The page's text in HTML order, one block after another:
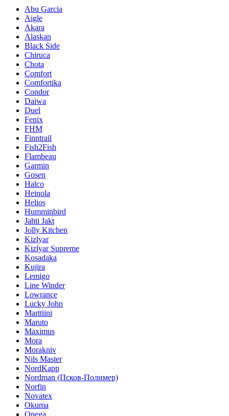
Abu Garcia
Aigle
Akara
Alaskan
Black Side
Chiruca
Chota
Comfort
Comfortika
Condor
Daiwa
Duel
Fenix
FHM
Finntrail
Fish2Fish
Flambeau
Garmin
Gosen
Halco
Heinola
Helios
Humminbird
Jahti Jakt
Jolly Kitchen
Kizlyar
Kizlyar Supreme
Kosadaka
Kujira
Lemigo
Line Winder
Lowrance
Lucky John
Marttiini
Maruto
Maximus
Mora
Morakniv
Nils Master
NordKapp
Nordman (Псков-Полимер)
Norfin
Novatex
Okuma
Onega